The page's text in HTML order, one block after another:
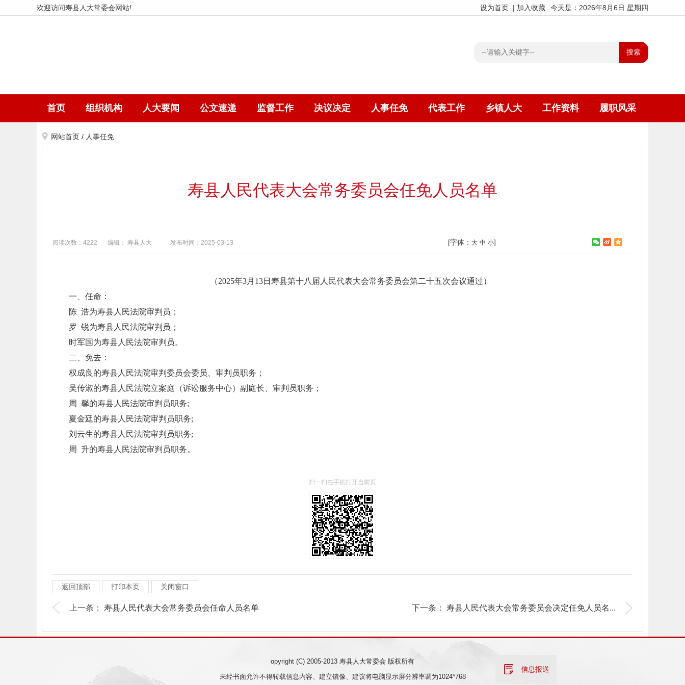
欢迎访问寿县人大常委会网站! 今天是：2026年8月6日 星期四
设为首页 | 加入收藏
首页 组织机构 人大要闻 公文速递 监督工作 决议决定 人事任免 代表工作 乡镇人大 工作资料 履职风采
网站首页 / 人事任免
寿县人民代表大会常务委员会任免人员名单
阅读次数：4222 编辑： 寿县人大 发布时间：2025-03-13 [字体： 大 中 小]
（2025年3月13日寿县第十八届人民代表大会常务委员会第二十五次会议通过）
一、任命：
陈 浩为寿县人民法院审判员；
罗 锐为寿县人民法院审判员；
时军国为寿县人民法院审判员。
二、免去：
权成良的寿县人民法院审判委员会委员、审判员职务；
吴传淑的寿县人民法院立案庭（诉讼服务中心）副庭长、审判员职务；
周 馨的寿县人民法院审判员职务;
夏金廷的寿县人民法院审判员职务;
刘云生的寿县人民法院审判员职务;
周 升的寿县人民法院审判员职务。
扫一扫在手机打开当前页
返回顶部 打印本页 关闭窗口
上一条： 寿县人民代表大会常务委员会任命人员名单 下一条： 寿县人民代表大会常务委员会决定任免人员名...
opyright (C) 2005-2013 寿县人大常委会 版权所有
未经书面允许不得转载信息内容、建立镜像、建议将电脑显示屏分辨率调为1024*768
信息报送